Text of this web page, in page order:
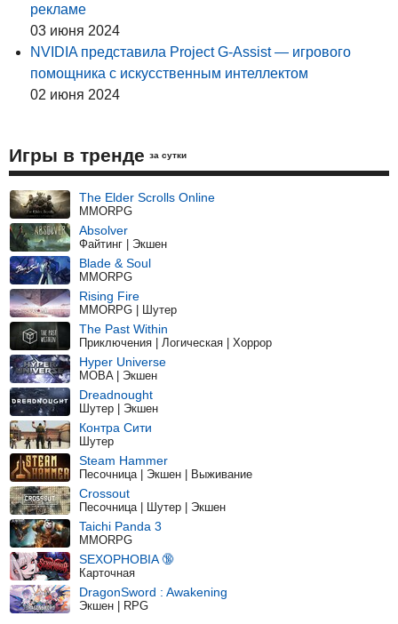
рекламе
03 июня 2024
NVIDIA представила Project G-Assist — игрового
помощника с искусственным интеллектом
02 июня 2024
Игры в тренде за сутки
The Elder Scrolls Online
MMORPG
Absolver
Файтинг | Экшен
Blade & Soul
MMORPG
Rising Fire
MMORPG | Шутер
The Past Within
Приключения | Логическая | Хоррор
Hyper Universe
MOBA | Экшен
Dreadnought
Шутер | Экшен
Контра Сити
Шутер
Steam Hammer
Песочница | Экшен | Выживание
Crossout
Песочница | Шутер | Экшен
Taichi Panda 3
MMORPG
SEXOPHOBIA 🔞
Карточная
DragonSword : Awakening
Экшен | RPG